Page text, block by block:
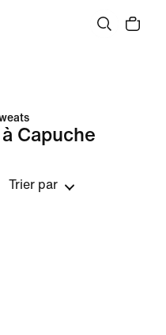
Capuche
Trier par